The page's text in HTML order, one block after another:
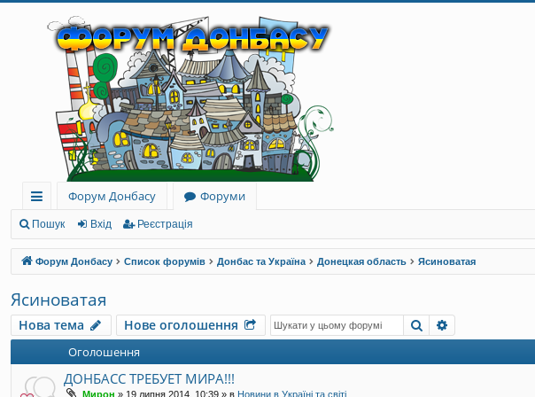
ви
дк
и
й
до
ст
уп
Форум Донбасу
Форуми
Пошук Вхід Реєстрація
Форум Донбасу Список форумів Донбас та Україна Донецкая область Ясиноватая
Ясиноватая
Нова тема Нове оголошення Пошук
Оголошення
ДОНБАСС ТРЕБУЕТ МИРА!!!
Мирон » 19 липня 2014, 10:39 » в Новини в Україні та світі